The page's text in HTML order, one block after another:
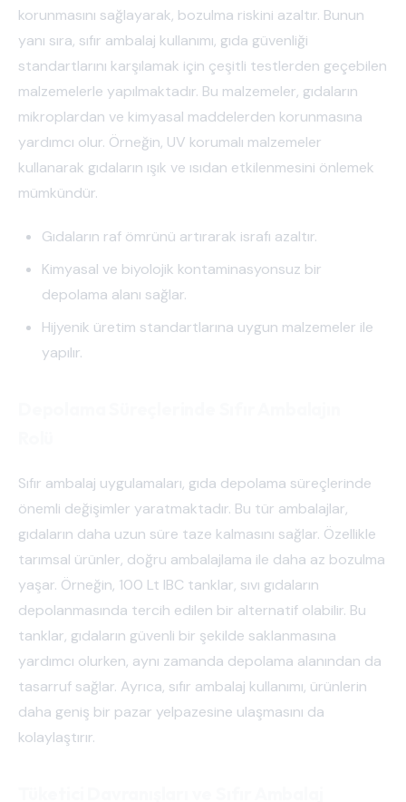
korunmasını sağlayarak, bozulma riskini azaltır. Bunun
yanı sıra, sıfır ambalaj kullanımı, gıda güvenliği
standartlarını karşılamak için çeşitli testlerden geçebilen
malzemelerle yapılmaktadır. Bu malzemeler, gıdaların
mikroplardan ve kimyasal maddelerden korunmasına
yardımcı olur. Örneğin, UV korumalı malzemeler
kullanarak gıdaların ışık ve ısıdan etkilenmesini önlemek
mümkündür.
Gıdaların raf ömrünü artırarak israfı azaltır.
Kimyasal ve biyolojik kontaminasyonsuz bir
depolama alanı sağlar.
Hijyenik üretim standartlarına uygun malzemeler ile
yapılır.
Sıfır ambalaj uygulamaları, gıda depolama süreçlerinde
önemli değişimler yaratmaktadır. Bu tür ambalajlar,
gıdaların daha uzun süre taze kalmasını sağlar. Özellikle
tarımsal ürünler, doğru ambalajlama ile daha az bozulma
yaşar. Örneğin, 100 Lt IBC tanklar, sıvı gıdaların
depolanmasında tercih edilen bir alternatif olabilir. Bu
tanklar, gıdaların güvenli bir şekilde saklanmasına
yardımcı olurken, aynı zamanda depolama alanından da
tasarruf sağlar. Ayrıca, sıfır ambalaj kullanımı, ürünlerin
daha geniş bir pazar yelpazesine ulaşmasını da
kolaylaştırır.